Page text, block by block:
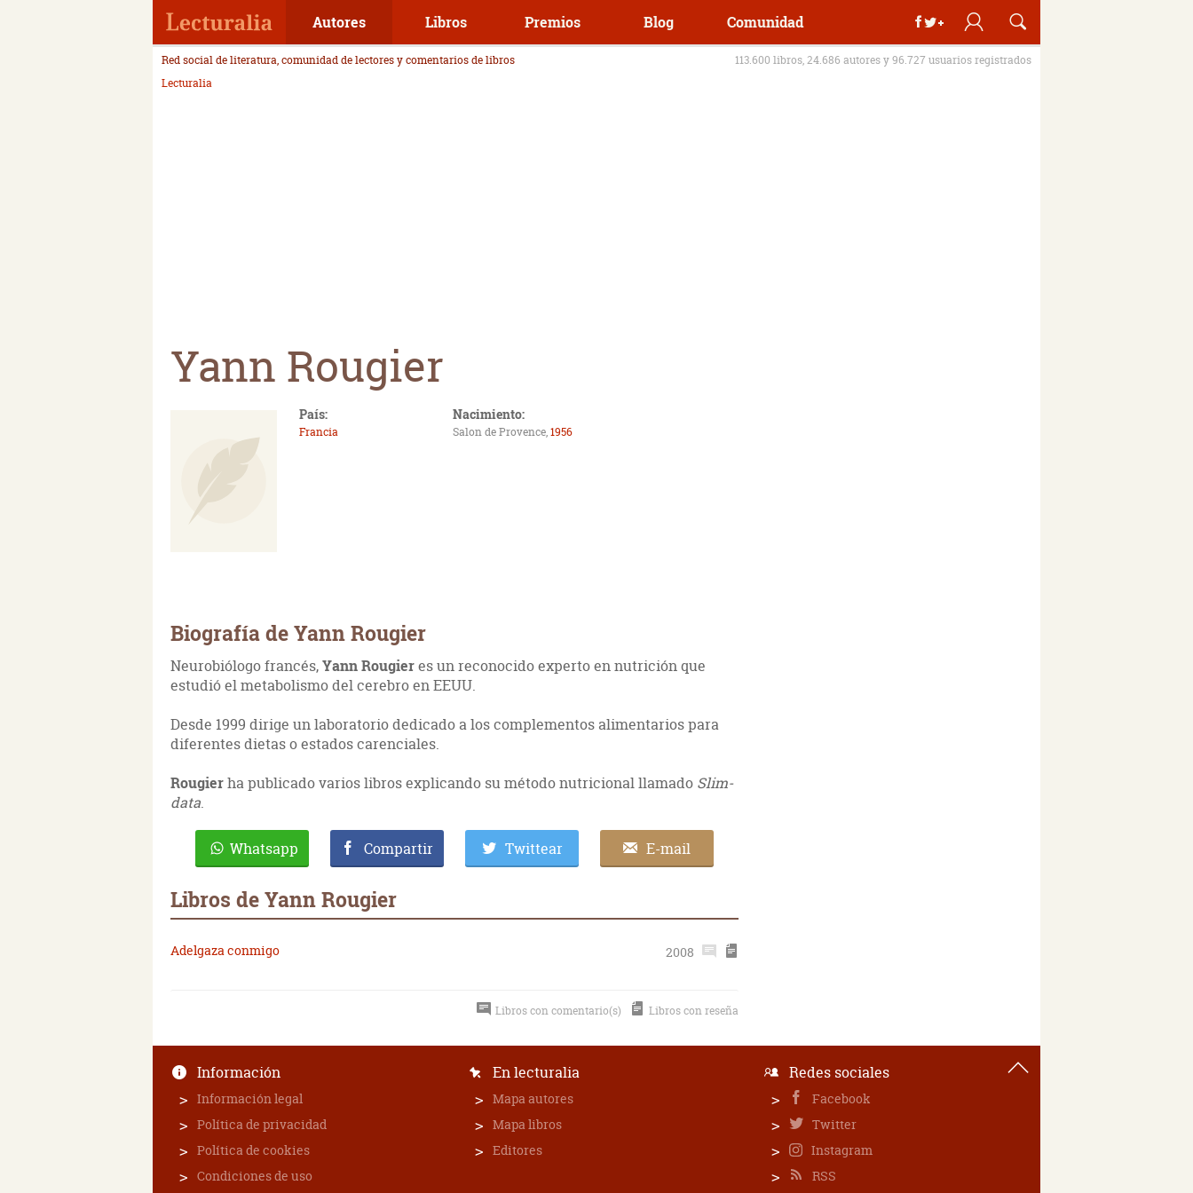
Autores Libros Premios Blog Comunidad
Red social de literatura, comunidad de lectores y comentarios de libros
113.600 libros, 24.686 autores y 96.727 usuarios registrados
Lecturalia
Yann Rougier
País:
Francia
Nacimiento:
Salon de Provence,1956
Biografía de Yann Rougier
Neurobiólogo francés,Yann Rougieres un reconocido experto en nutrición que
estudió el metabolismo del cerebro en EEUU.
Desde 1999 dirige un laboratorio dedicado a los complementos alimentarios para
diferentes dietas o estados carenciales.
Rougierha publicado varios libros explicando su método nutricional llamado Slim-
data.
Whatsapp Compartir Twittear E-mail
Libros de Yann Rougier
Adelgaza conmigo 2008
Libros con comentario(s) Libros con reseña
Información
Información legal
Política de privacidad
Política de cookies
Condiciones de uso
En lecturalia
Mapa autores
Mapa libros
Editores
Redes sociales
Facebook
Twitter
Instagram
RSS